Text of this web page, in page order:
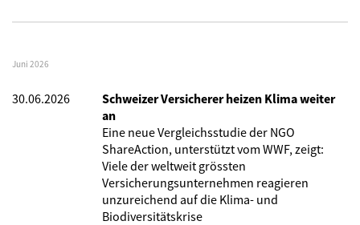
Juni 2026
30.06.2026
Schweizer Versicherer heizen Klima weiter
an
Eine neue Vergleichsstudie der NGO
ShareAction, unterstützt vom WWF, zeigt:
Viele der weltweit grössten
Versicherungsunternehmen reagieren
unzureichend auf die Klima- und
Biodiversitätskrise